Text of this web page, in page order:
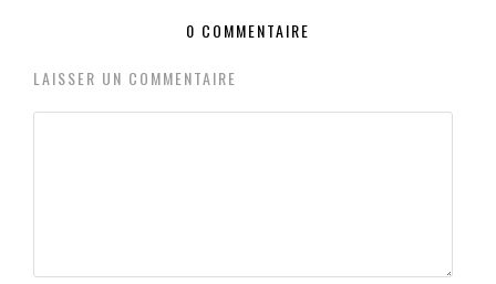
0 COMMENTAIRE
LAISSER UN COMMENTAIRE